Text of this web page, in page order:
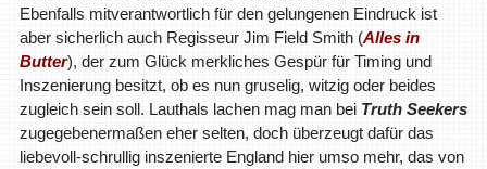
Ebenfalls mitverantwortlich für den gelungenen Eindruck ist
aber sicherlich auch Regisseur Jim Field Smith (Alles in
Butter), der zum Glück merkliches Gespür für Timing und
Inszenierung besitzt, ob es nun gruselig, witzig oder beides
zugleich sein soll. Lauthals lachen mag man bei Truth Seekers
zugegebenermaßen eher selten, doch überzeugt dafür das
liebevoll-schrullig inszenierte England hier umso mehr, das von